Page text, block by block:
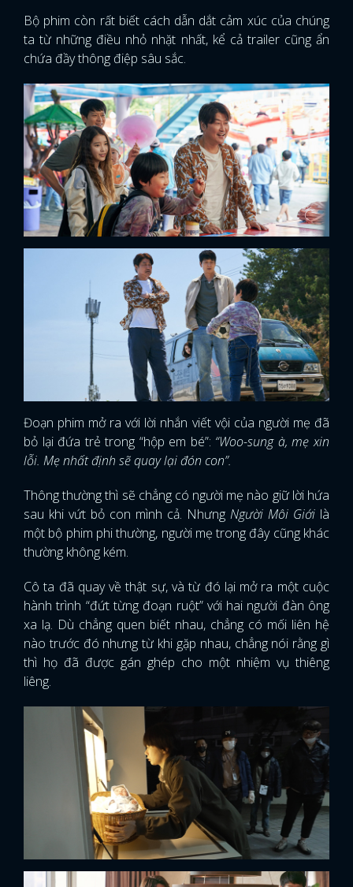
Bộ phim còn rất biết cách dẫn dắt cảm xúc của chúng
ta từ những điều nhỏ nhặt nhất, kể cả trailer cũng ẩn
chứa đầy thông điệp sâu sắc.
Đoạn phim mở ra với lời nhắn viết vội của người mẹ đã
bỏ lại đứa trẻ trong “hộp em bé”: “Woo-sung à, mẹ xin
lỗi. Mẹ nhất định sẽ quay lại đón con”.
Thông thường thì sẽ chẳng có người mẹ nào giữ lời hứa
sau khi vứt bỏ con mình cả. Nhưng Người Môi Giới là
một bộ phim phi thường, người mẹ trong đây cũng khác
thường không kém.
Cô ta đã quay về thật sự, và từ đó lại mở ra một cuộc
hành trình “đứt từng đoạn ruột” với hai người đàn ông
xa lạ. Dù chẳng quen biết nhau, chẳng có mối liên hệ
nào trước đó nhưng từ khi gặp nhau, chẳng nói rằng gì
thì họ đã được gán ghép cho một nhiệm vụ thiêng
liêng.